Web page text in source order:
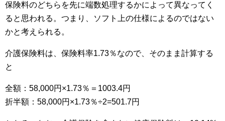
保険料のどちらを先に端数処理するかによって異なってく
ると思われる。つまり、ソフト上の仕様によるのではない
かと考えられる。
介護保険料は、保険料率1.73％なので、そのまま計算する
と
全額：58,000円×1.73％＝1003.4円
折半額：58,000円×1.73％÷2=501.7円